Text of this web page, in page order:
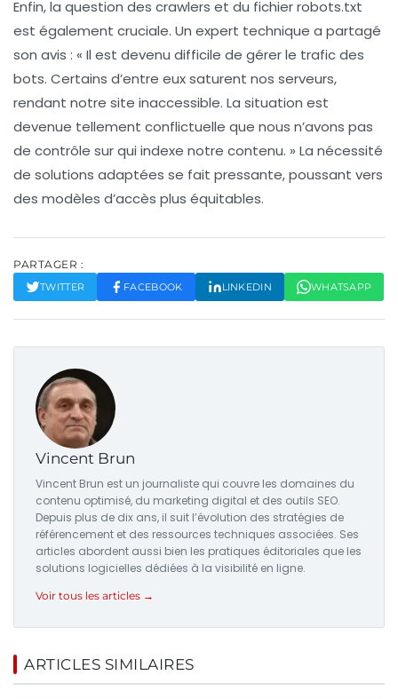
Enfin, la question des crawlers et du fichierrobots.txt
est également cruciale. Un expert technique a partagé
son avis : « Il est devenu difficile de gérer le trafic des
bots. Certains d’entre eux saturent nos serveurs,
rendant notre site inaccessible. La situation est
devenue tellement conflictuelle que nous n’avons pas
de contrôle sur qui indexe notre contenu. » La nécessité
de solutions adaptées se fait pressante, poussant vers
des modèles d’accès plus équitables.
PARTAGER :
TWITTER FACEBOOK LINKEDIN WHATSAPP
Vincent Brun
Vincent Brun est un journaliste qui couvre les domaines du
contenu optimisé, du marketing digital et des outils SEO.
Depuis plus de dix ans, il suit l’évolution des stratégies de
référencement et des ressources techniques associées. Ses
articles abordent aussi bien les pratiques éditoriales que les
solutions logicielles dédiées à la visibilité en ligne.
Voir tous les articles →
ARTICLES SIMILAIRES